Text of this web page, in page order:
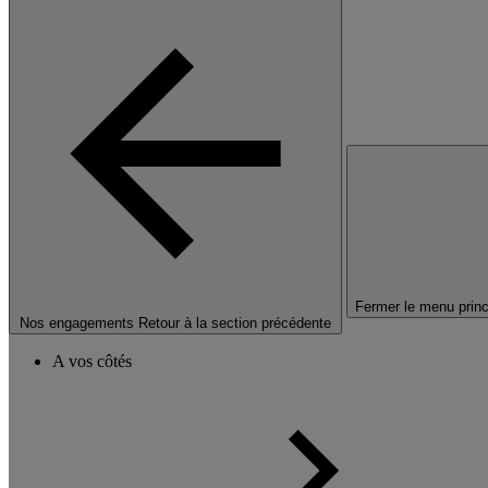
Nos engagements Retour à la section précédente
Fermer le menu
A vos côtés